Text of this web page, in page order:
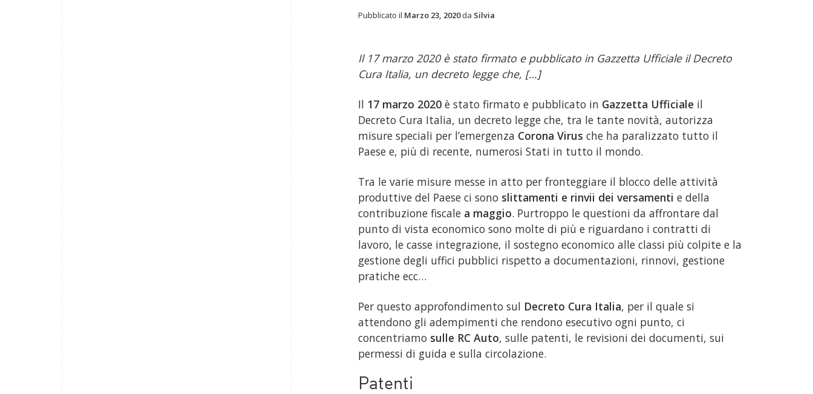
Pubblicato il Marzo 23, 2020da Silvia
Il 17 marzo 2020 è stato firmato e pubblicato in Gazzetta Ufficiale il Decreto
Cura Italia, un decreto legge che, […]
Il 17 marzo 2020 è stato firmato e pubblicato in Gazzetta Ufficiale il
Decreto Cura Italia, un decreto legge che, tra le tante novità, autorizza
misure speciali per l’emergenza Corona Virus che ha paralizzato tutto il
Paese e, più di recente, numerosi Stati in tutto il mondo.
Tra le varie misure messe in atto per fronteggiare il blocco delle attività
produttive del Paese ci sono slittamenti e rinvii dei versamenti e della
contribuzione fiscale a maggio. Purtroppo le questioni da affrontare dal
punto di vista economico sono molte di più e riguardano i contratti di
lavoro, le casse integrazione, il sostegno economico alle classi più colpite e la
gestione degli uffici pubblici rispetto a documentazioni, rinnovi, gestione
pratiche ecc…
Per questo approfondimento sul Decreto Cura Italia, per il quale si
attendono gli adempimenti che rendono esecutivo ogni punto, ci
concentriamo sulle RC Auto, sulle patenti, le revisioni dei documenti, sui
permessi di guida e sulla circolazione.
Patenti